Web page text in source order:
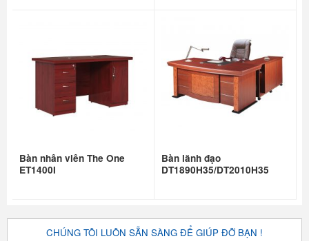
Bàn nhân viên The One
ET1400I
Bàn lãnh đạo
DT1890H35/DT2010H35
CHÚNG TÔI LUÔN SẴN SÀNG ĐỂ GIÚP ĐỠ BẠN !